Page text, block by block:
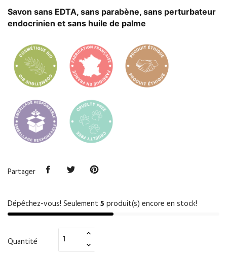
Savon sans EDTA, sans parabène, sans perturbateur
endocrinien et sans huile de palme
Partager
Dépêchez-vous! Seulement 5 produit(s) encore en stock!
Quantité